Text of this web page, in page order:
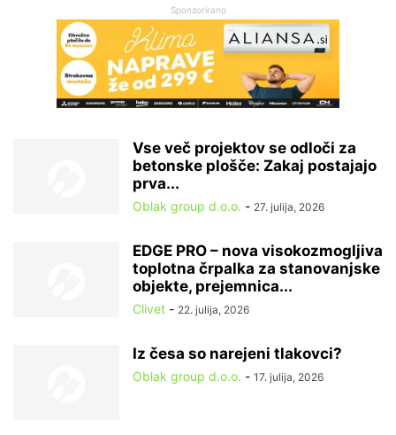
Sponzorirano
Vse več projektov se odloči za
betonske plošče: Zakaj postajajo
prva...
Oblak group d.o.o. - 27. julija, 2026
EDGE PRO – nova visokozmogljiva
toplotna črpalka za stanovanjske
objekte, prejemnica...
Clivet - 22. julija, 2026
Iz česa so narejeni tlakovci?
Oblak group d.o.o. - 17. julija, 2026